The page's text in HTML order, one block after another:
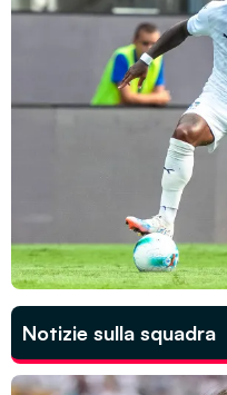
Notizie sulla squadra